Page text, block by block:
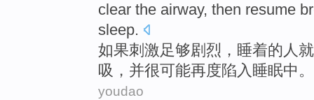
clear the airway, then resume
sleep.
如果刺激足够剧烈 ， 睡着的 人
吸 ， 并很可能再度陷入 睡眠中 。
youdao